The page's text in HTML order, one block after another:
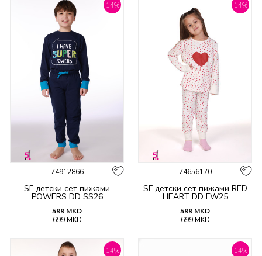
14%
74912866
SF детски сет пижами
POWERS DD SS26
599 MKD
699MKD
14%
74656170
SF детски сет пижами RED
HEART DD FW25
599 MKD
699MKD
14% 14%